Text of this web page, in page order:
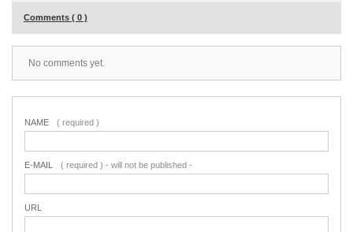
Comments ( 0 )
No comments yet.
NAME ( required )
E-MAIL ( required ) - will not be published -
URL